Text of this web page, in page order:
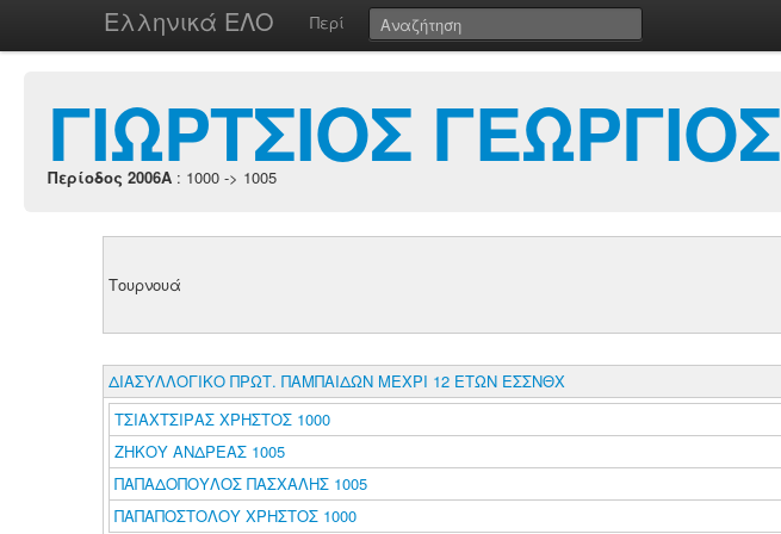
Ελληνικά ΕΛΟ Περί
ΓΙΩΡΤΣΙΟΣ ΓΕΩΡΓΙΟΣ
Περίοδος 2006A : 1000 -> 1005
Τουρνουά
ΔΙΑΣΥΛΛΟΓΙΚΟ ΠΡΩΤ. ΠΑΜΠΑΙΔΩΝ ΜΕΧΡΙ 12 ΕΤΩΝ ΕΣΣΝΘΧ
ΤΣΙΑΧΤΣΙΡΑΣ ΧΡΗΣΤΟΣ 1000
ΖΗΚΟΥ ΑΝΔΡΕΑΣ 1005
ΠΑΠΑΔΟΠΟΥΛΟΣ ΠΑΣΧΑΛΗΣ 1005
ΠΑΠΑΠΟΣΤΟΛΟΥ ΧΡΗΣΤΟΣ 1000